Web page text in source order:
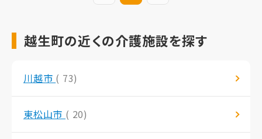
越生町の近くの介護施設を探す
川越市 ( 73)
東松山市 ( 20)